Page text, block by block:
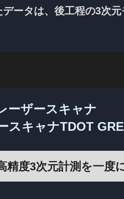
データは、後工程の3次
ーザースキャナ
スキャナTDOT
精度3次元計測を一度